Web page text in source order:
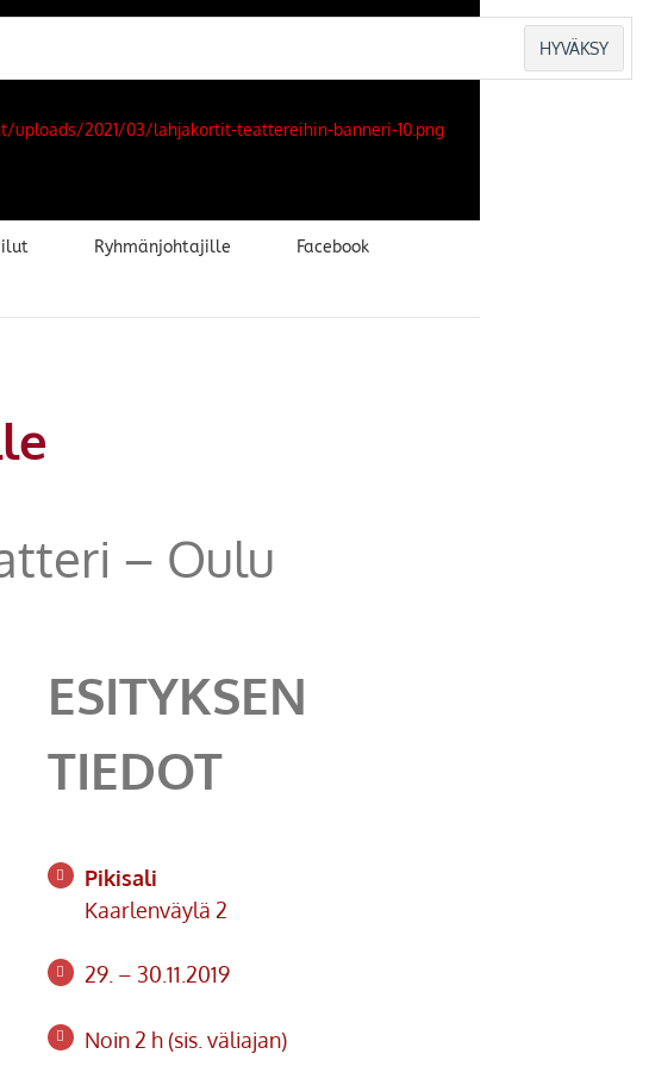
Ryhmänjohtajille Facebook
– Oulu
ESITYKSEN
TIEDOT
Pikisali
Kaarlenväylä 2
29. – 30.11.2019
Noin 2 h (sis. väliajan)